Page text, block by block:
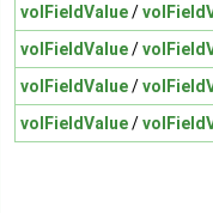
volFieldValue/
volFieldValue/
volFieldValue/
volFieldValue/